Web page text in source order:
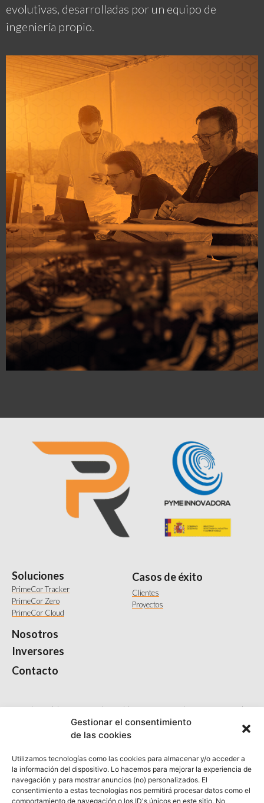
Gestionar el consentimiento
de las cookies
Utilizamos tecnologías como las cookies para almacenar y/o acceder a
la información del dispositivo. Lo hacemos para mejorar la experiencia de
navegación y para mostrar anuncios (no) personalizados. El
consentimiento a estas tecnologías nos permitirá procesar datos como el
comportamiento de navegación o los ID's únicos en este sitio. No
evolutivas, desarrolladas por un equipo de
ingeniería propio.
Soluciones
PrimeCor Tracker
PrimeCor Zero
PrimeCor Cloud
Casos de éxito
Clientes
Proyectos
Nosotros
Inversores
Contacto
«EIT Urban Mobility cuenta con el apoyo del Instituto Europeo de Innovación y Tecnología
(EIT), organismo de la Unión Europea»